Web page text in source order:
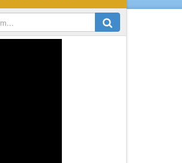
ĐỖ CÔNG TƯỜNG